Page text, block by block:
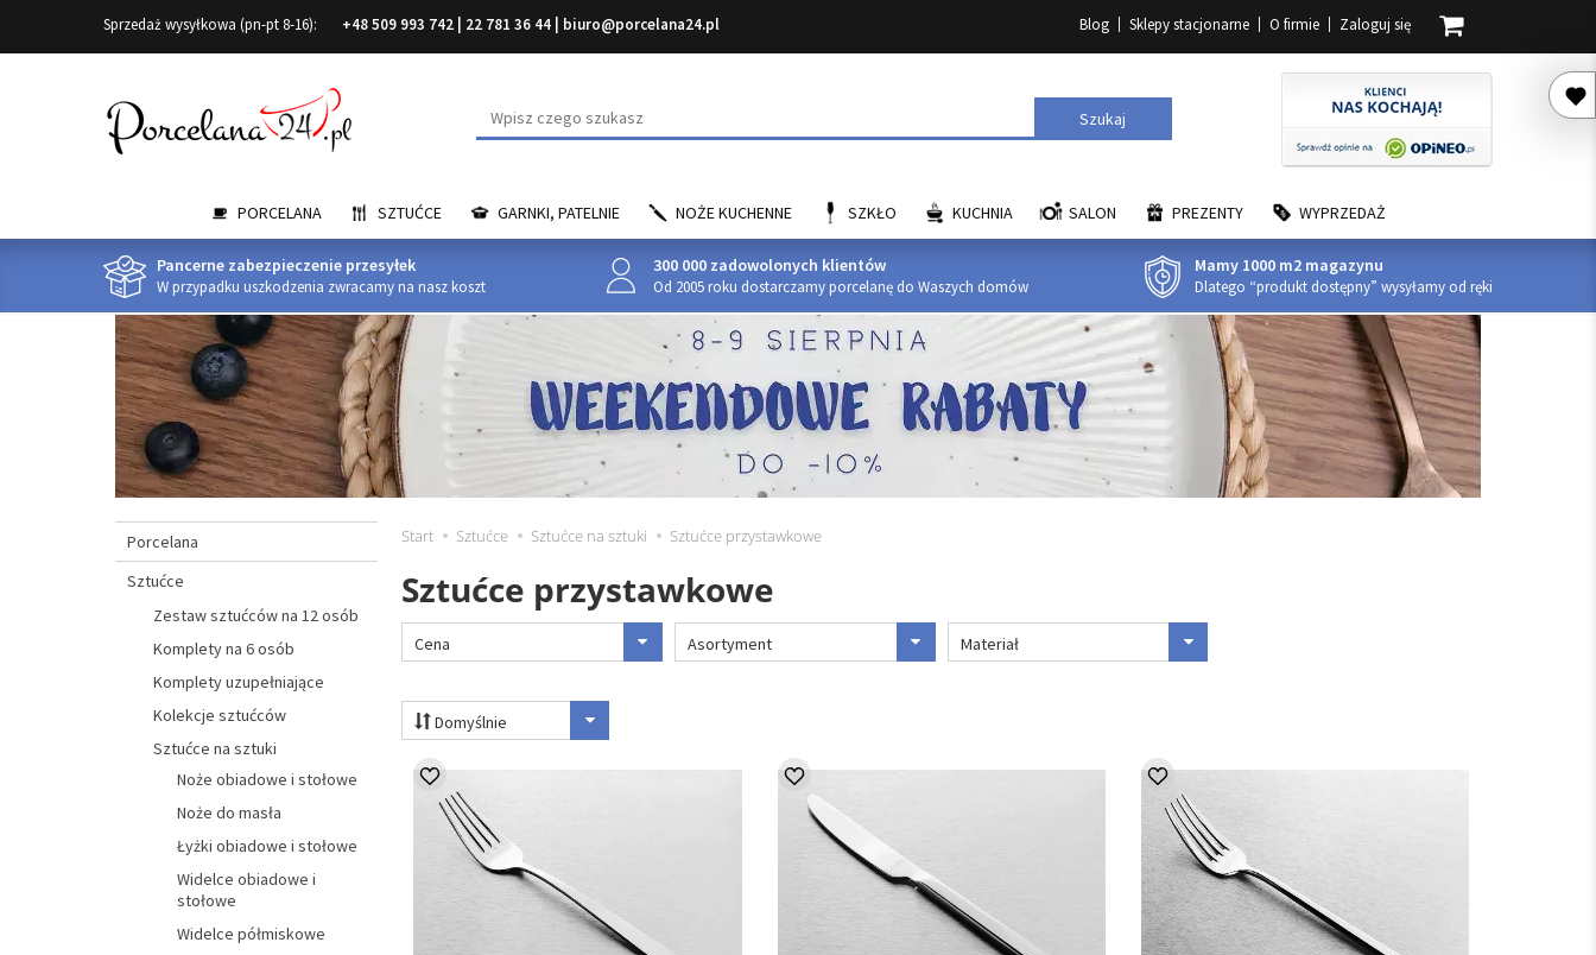
Sprzedaż wysyłkowa (pn-pt 8-16): +48 509 993 742 22 781 36 44 biuro@porcelana24.pl Blog Sklepy stacjonarne O firmie Zaloguj się
Wyszukaj Szukaj
PORCELANA SZTUĆCE GARNKI, PATELNIE NOŻE KUCHENNE SZKŁO KUCHNIA SALON PREZENTY WYPRZEDAŻ
Pancerne zabezpieczenie przesyłek
W przypadku uszkodzenia zwracamy na nasz koszt
300 000 zadowolonych klientów
Od 2005 roku dostarczamy porcelanę do Waszych domów
Mamy 1000 m2 magazynu
Dlatego “produkt dostępny” wysyłamy od ręki
Start Sztućce Sztućce na sztuki Sztućce przystawkowe
Sztućce przystawkowe
Cena Asortyment Materiał
Domyślnie
Porcelana
Sztućce
Zestaw sztućców na 12 osób
Komplety na 6 osób
Komplety uzupełniające
Kolekcje sztućców
Sztućce na sztuki
Noże obiadowe i stołowe
Noże do masła
Łyżki obiadowe i stołowe
Widelce obiadowe i
stołowe
Widelce półmiskowe